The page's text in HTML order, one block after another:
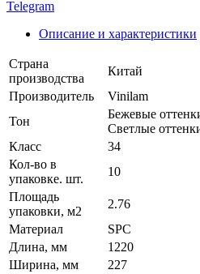
Telegram
Описание и характеристики
Страна
производства
Китай
Производитель
Vinilam
Тон
Бежевые
Светлые
Класс
34
Кол-во в
упаковке. шт.
10
Площадь
упаковки, м2
2.76
Материал
SPC
Длина, мм
1220
Ширина, мм
227